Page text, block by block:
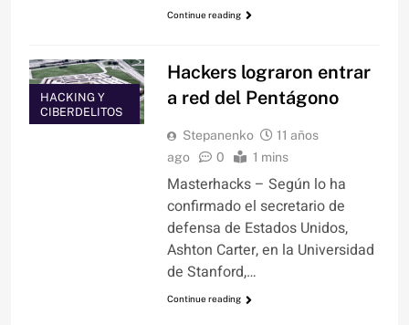
Continue reading
HACKING Y
CIBERDELITOS
Hackers lograron entrar
a red del Pentágono
Stepanenko
11 años
ago
0 1 mins
Masterhacks – Según lo ha
confirmado el secretario de
defensa de Estados Unidos,
Ashton Carter, en la Universidad
de Stanford,…
Continue reading